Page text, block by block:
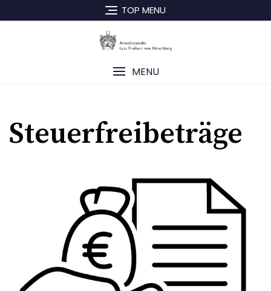
to
TOP MENU
MENU
Steuerfreibeträge